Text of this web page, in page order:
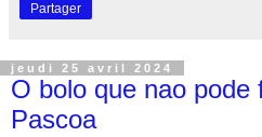
Partager
jeudi 25 avril 2024
O bolo que nao pode
Pascoa